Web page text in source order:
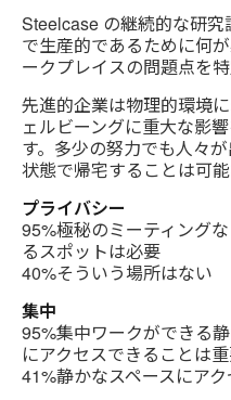
Steelcase の継続的な研
で生産的であるために何
ークプレイスの問題点を特
先進的企業は物理的環境
ェルビーングに重大な影
す。多少の努力でも人々
状態で帰宅することは可能
プライバシー
95%極秘のミーティング
るスポットは必要
40%そういう場所はない
集中
95%集中ワークができる
にアクセスできることは
41%静かなスペースにア